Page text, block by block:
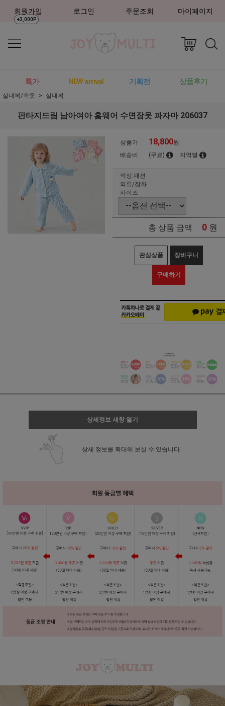
회원가입
+3,000P
로그인 주문조회 마이페이지
특가 NEW arrival 기획전 상품후기
실내복/속옷 실내복
판타지드림 남아여아 홈웨어 수면잠옷 파자마 206037
상품가 18,800원
배송비
(무료) 지역별
색상:패션
의류/잡화
사이즈
총 상품 금액 0 원
관심상품 장바구니
구매하기
상세정보 새창 열기
상세 정보를 확대해 보실 수 있습니다.